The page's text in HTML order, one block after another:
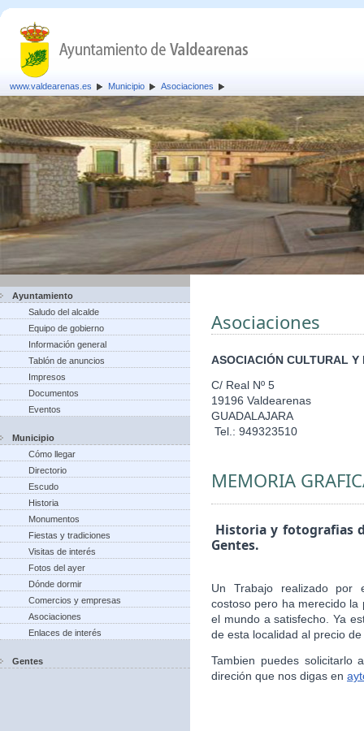
www.valdearenas.es Municipio Asociaciones
Ayuntamiento
Saludo del alcalde
Equipo de gobierno
Información general
Tablón de anuncios
Impresos
Documentos
Eventos
Municipio
Cómo llegar
Directorio
Escudo
Historia
Monumentos
Fiestas y tradiciones
Visitas de interés
Fotos del ayer
Dónde dormir
Comercios y empresas
Asociaciones
Enlaces de interés
Gentes
Asociaciones
ASOCIACIÓN CULTURAL Y
C/ Real Nº 5
19196 Valdearenas
GUADALAJARA
Tel.: 949323510
MEMORIA
Historia y fotografias
Gentes.
Un Trabajo realizado por
costoso pero ha merecido
el mundo a satisfecho. Ya
de esta localidad al precio
Tambien puedes
direción que nos digas en